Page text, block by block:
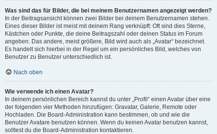
Was sind das für Bilder, die bei meinem Benutzernamen angezeigt werden?
In der Beitragsansicht können zwei Bilder bei deinem Benutzernamen stehen.
Eines dieser Bilder ist meist mit deinem Rang verknüpft: Oft sind dies Sterne,
Kästchen oder Punkte, die deine Beitragszahl oder deinen Status im Forum
angeben. Das andere, meist größere, Bild wird auch als „Avatar“ bezeichnet.
Es handelt sich hierbei in der Regel um ein persönliches Bild, welches von
Benutzer zu Benutzer unterschiedlich ist.
Nach oben
Wie verwende ich einen Avatar?
In deinem persönlichen Bereich kannst du unter „Profil“ einen Avatar über eine
der folgenden vier Methoden hinzufügen: Gravatar, Galerie, Remote oder
Hochladen. Die Board-Administration kann bestimmen, ob und wie die
Benutzer Avatare benutzen können. Wenn du keinen Avatar benutzen kannst,
solltest du die Board-Administration kontaktieren.